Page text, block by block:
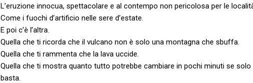
L’eruzione innocua, spettacolare e al contempo non pericolosa per le
Come i fuochi d’artificio nelle sere d’estate.
E poi c’è l’altra.
Quella che ti ricorda che il vulcano non è solo una montagna che sbuffa.
Quella che ti rammenta che la lava uccide.
Quella che ti mostra quanto tutto potrebbe cambiare in pochi minuti se
basta.